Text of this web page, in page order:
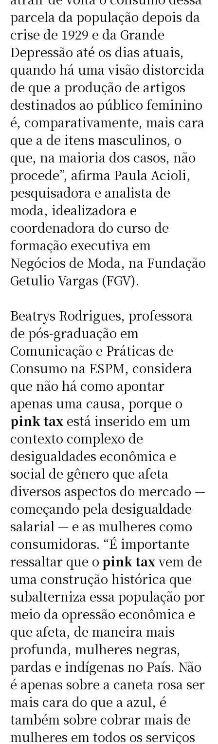
parcela da população depois da
crise de 1929 e da Grande
Depressão até os dias atuais,
quando há uma visão distorcida
de que a produção de artigos
destinados ao público feminino
é, comparativamente, mais cara
que a de itens masculinos, o
que, na maioria dos casos, não
procede”, afirma Paula Acioli,
pesquisadora e analista de
moda, idealizadora e
coordenadora do curso de
formação executiva em
Negócios de Moda, na Fundação
Getulio Vargas (FGV).
Beatrys Rodrigues, professora
de pós-graduação em
Comunicação e Práticas de
Consumo na ESPM, considera
que não há como apontar
apenas uma causa, porque o
pink taxestá inserido em um
contexto complexo de
desigualdades econômica e
social de gênero que afeta
diversos aspectos do mercado —
começando pela desigualdade
salarial — e as mulheres como
consumidoras. “É importante
ressaltar que o pink taxvem de
uma construção histórica que
subalterniza essa população por
meio da opressão econômica e
que afeta, de maneira mais
profunda, mulheres negras,
pardas e indígenas no País. Não
é apenas sobre a caneta rosa ser
mais cara do que a azul, é
também sobre cobrar mais de
mulheres em todos os serviços